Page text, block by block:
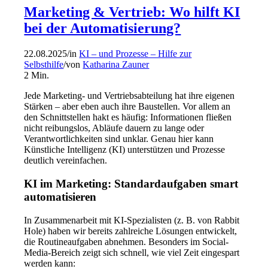
Marketing & Vertrieb: Wo hilft KI
bei der Automatisierung?
22.08.2025/inKI – und Prozesse – Hilfe zur
Selbsthilfe/vonKatharina Zauner
2 Min.
Jede Marketing- und Vertriebsabteilung hat ihre eigenen
Stärken – aber eben auch ihre Baustellen. Vor allem an
den Schnittstellen hakt es häufig: Informationen fließen
nicht reibungslos, Abläufe dauern zu lange oder
Verantwortlichkeiten sind unklar. Genau hier kann
Künstliche Intelligenz (KI) unterstützen und Prozesse
deutlich vereinfachen.
KI im Marketing: Standardaufgaben smart
automatisieren
In Zusammenarbeit mit KI-Spezialisten (z. B. von Rabbit
Hole) haben wir bereits zahlreiche Lösungen entwickelt,
die Routineaufgaben abnehmen. Besonders im Social-
Media-Bereich zeigt sich schnell, wie viel Zeit eingespart
werden kann: